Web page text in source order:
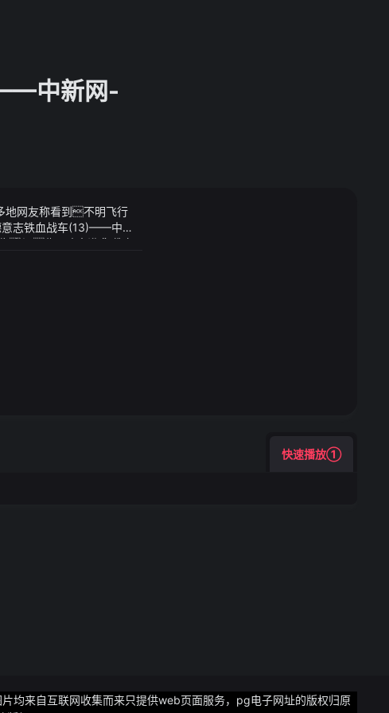
中新网-
地网友称看到不明飞行
志铁血战车(13)——中新
公司主要从事汽车变速
公司近期关注到有媒体
购入机器人用于自动化
方源也不由心头多跳了
望我在天堂的母亲和妻
快速播放①
均来自互联网收集而来只提供web页面服务，pg电子网址的版权归原